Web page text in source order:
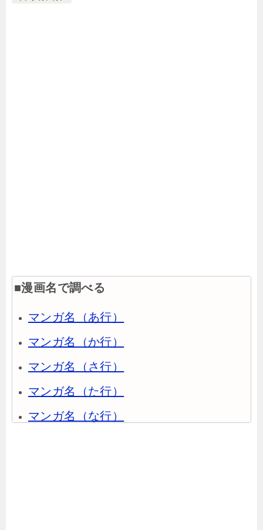
■漫画名で調べる
マンガ名（あ行）
マンガ名（か行）
マンガ名（さ行）
マンガ名（た行）
マンガ名（な行）